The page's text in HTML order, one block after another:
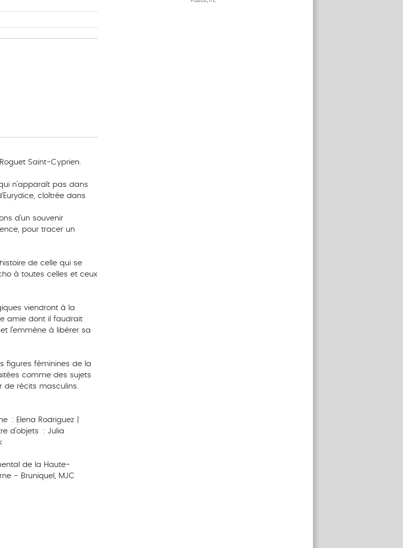
Saint-Cyprien.
n’apparaît pas dans
cloîtrée dans
d’un souvenir
pour tracer un
de celle qui se
à toutes celles et ceux
viendront à la
amie dont il faudrait
l’emmène à libérer sa
figures féminines de la
comme des sujets
de récits masculins.
: Elena Rodriguez |
d’objets : Julia
de la Haute-
- Bruniquel, MJC